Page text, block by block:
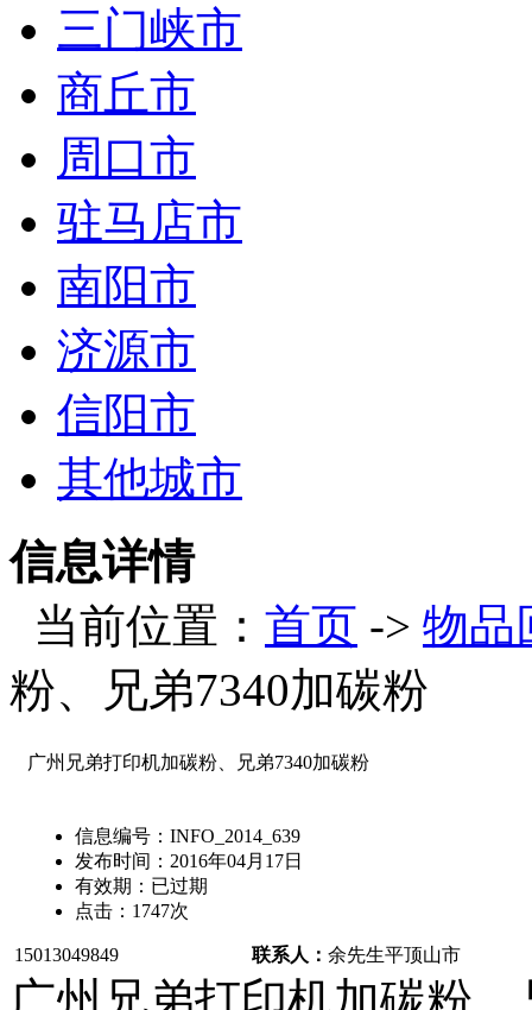
三门峡市
商丘市
周口市
驻马店市
南阳市
济源市
信阳市
其他城市
信息详情
当前位置： 首页 -> 物品
粉、兄弟7340加碳粉
广州兄弟打印机加碳粉、兄弟7340加碳粉
信息编号： INFO_2014_639
发布时间： 2016年04月17日
有效期： 已过期
点击： 1747次
15013049849 联系人： 余先生平顶山市